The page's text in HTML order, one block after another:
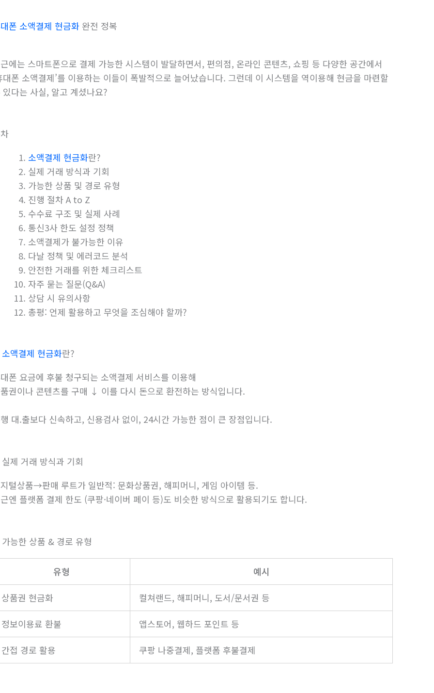
폰 소액결제 현금화 완전 정복
에는 스마트폰으로 결제 가능한 시스템이 발달하면서, 편의점, 온라인 콘텐츠, 쇼핑 등 다양한 공간에서
대폰 소액결제’를 이용하는 이들이 폭발적으로 늘어났습니다. 그런데 이 시스템을 역이용해 현금을 마련할
있다는 사실, 알고 계셨나요?
소액결제 현금화란?
실제 거래 방식과 기회
가능한 상품 및 경로 유형
진행 절차 A to Z
수수료 구조 및 실제 사례
통신3사 한도 설정 정책
소액결제가 불가능한 이유
다날 정책 및 에러코드 분석
안전한 거래를 위한 체크리스트
자주 묻는 질문(Q&A)
상담 시 유의사항
총평: 언제 활용하고 무엇을 조심해야 할까?
소액결제 현금화란?
폰 요금에 후불 청구되는 소액결제 서비스를 이용해
권이나 콘텐츠를 구매 ↓ 이를 다시 돈으로 환전하는 방식입니다.
대.출보다 신속하고, 신용검사 없이, 24시간 가능한 점이 큰 장점입니다.
제 거래 방식과 기회
털상품→판매 루트가 일반적: 문화상품권, 해피머니, 게임 아이템 등.
엔 플랫폼 결제 한도 (쿠팡·네이버 페이 등)도 비슷한 방식으로 활용되기도 합니다.
능한 상품 & 경로 유형
유형 예시
상품권 현금화 컬쳐랜드, 해피머니, 도서/문서권 등
정보이용료 환불 앱스토어, 웹하드 포인트 등
간접 경로 활용 쿠팡 나중결제, 플랫폼 후불결제